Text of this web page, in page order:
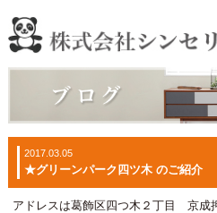
2017.03.05
★グリーンパーク四ツ木 のご紹介
アドレスは葛飾区四つ木２丁目 京成